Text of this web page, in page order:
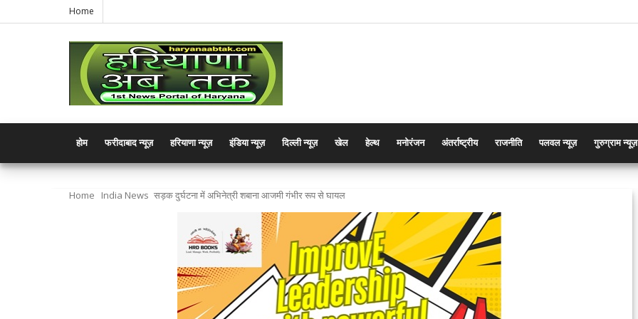
Home
होम फरीदाबाद न्यूज़ हरियाणा न्यूज़ इंडिया न्यूज़ दिल्ली न्यूज़ खेल हेल्थ मनोरंजन अंतर्राष्ट्रीय राजनीति पलवल न्यूज़ गुरुग्राम न्यूज़
Home India News सड़क दुर्घटना में अभिनेत्री शबाना आजमी गंभीर रूप से घायल